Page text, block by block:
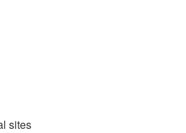
sites